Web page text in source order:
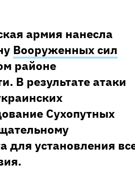
армия нанесла
Вооруженных сил
районе
В результате атаки
Сухопутных
для установления